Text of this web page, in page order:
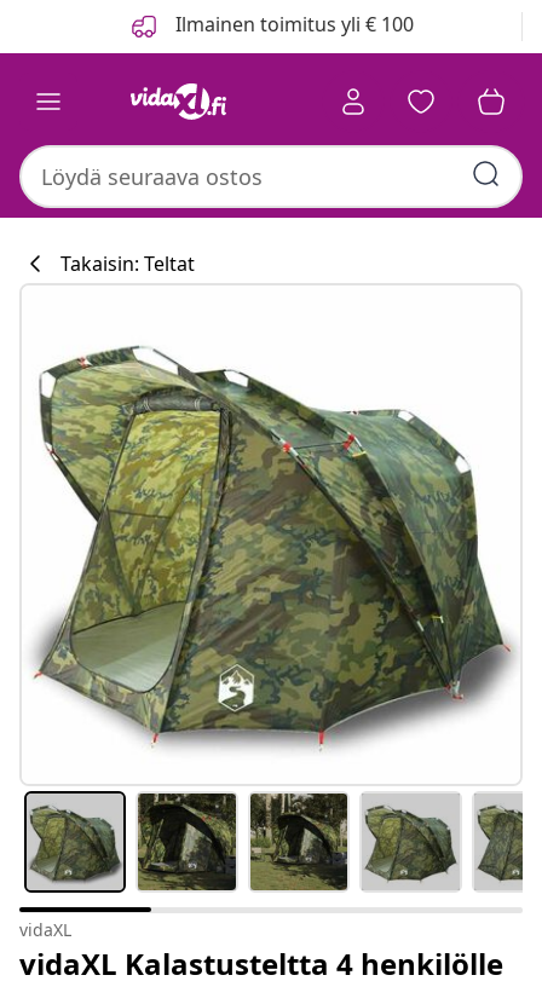
Ilmainen toimitus yli € 100
#sharemevidaxl
Takaisin: Teltat
vidaXL
vidaXL Kalastusteltta 4 henkilölle